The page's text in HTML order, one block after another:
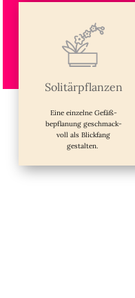
Solitärpflanzen
Eine einzelne Gefäß-
bepflanung geschmack-
voll als Blickfang
gestalten.